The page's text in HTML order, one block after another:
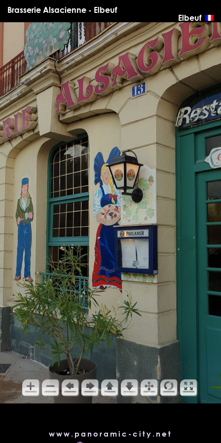
Brasserie Alsacienne - Elbeuf
Elbeuf
www.panoramic-city.net